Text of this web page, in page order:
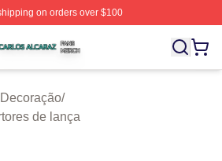
on orders over $100
⚡️ Officially Licensed Carlos
/
de lança